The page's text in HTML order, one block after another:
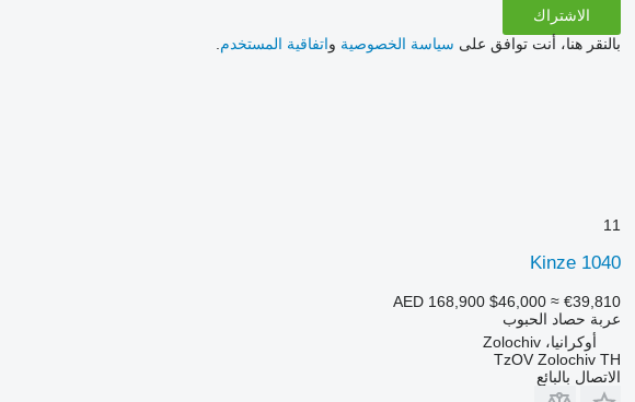
الاشتراك
بالنقر هنا، أنت توافق على سياسة الخصوصية واتفاقية المستخدم
11
Kinze 1040
AED 168,900 $46,000 ≈ €39,810
عربة حصاد الحبوب
أوكرانيا، Zolochiv
TzOV Zolochiv TH
الاتصال بالبائع